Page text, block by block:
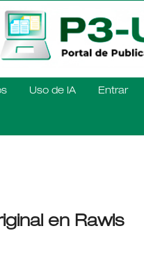
Uso de IA Entrar
en Rawls